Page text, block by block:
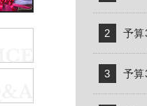
予算
予算